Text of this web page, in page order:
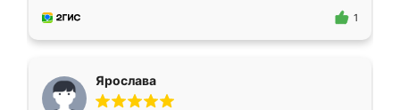
предложил по моему эскизу самый
1
Ярослава